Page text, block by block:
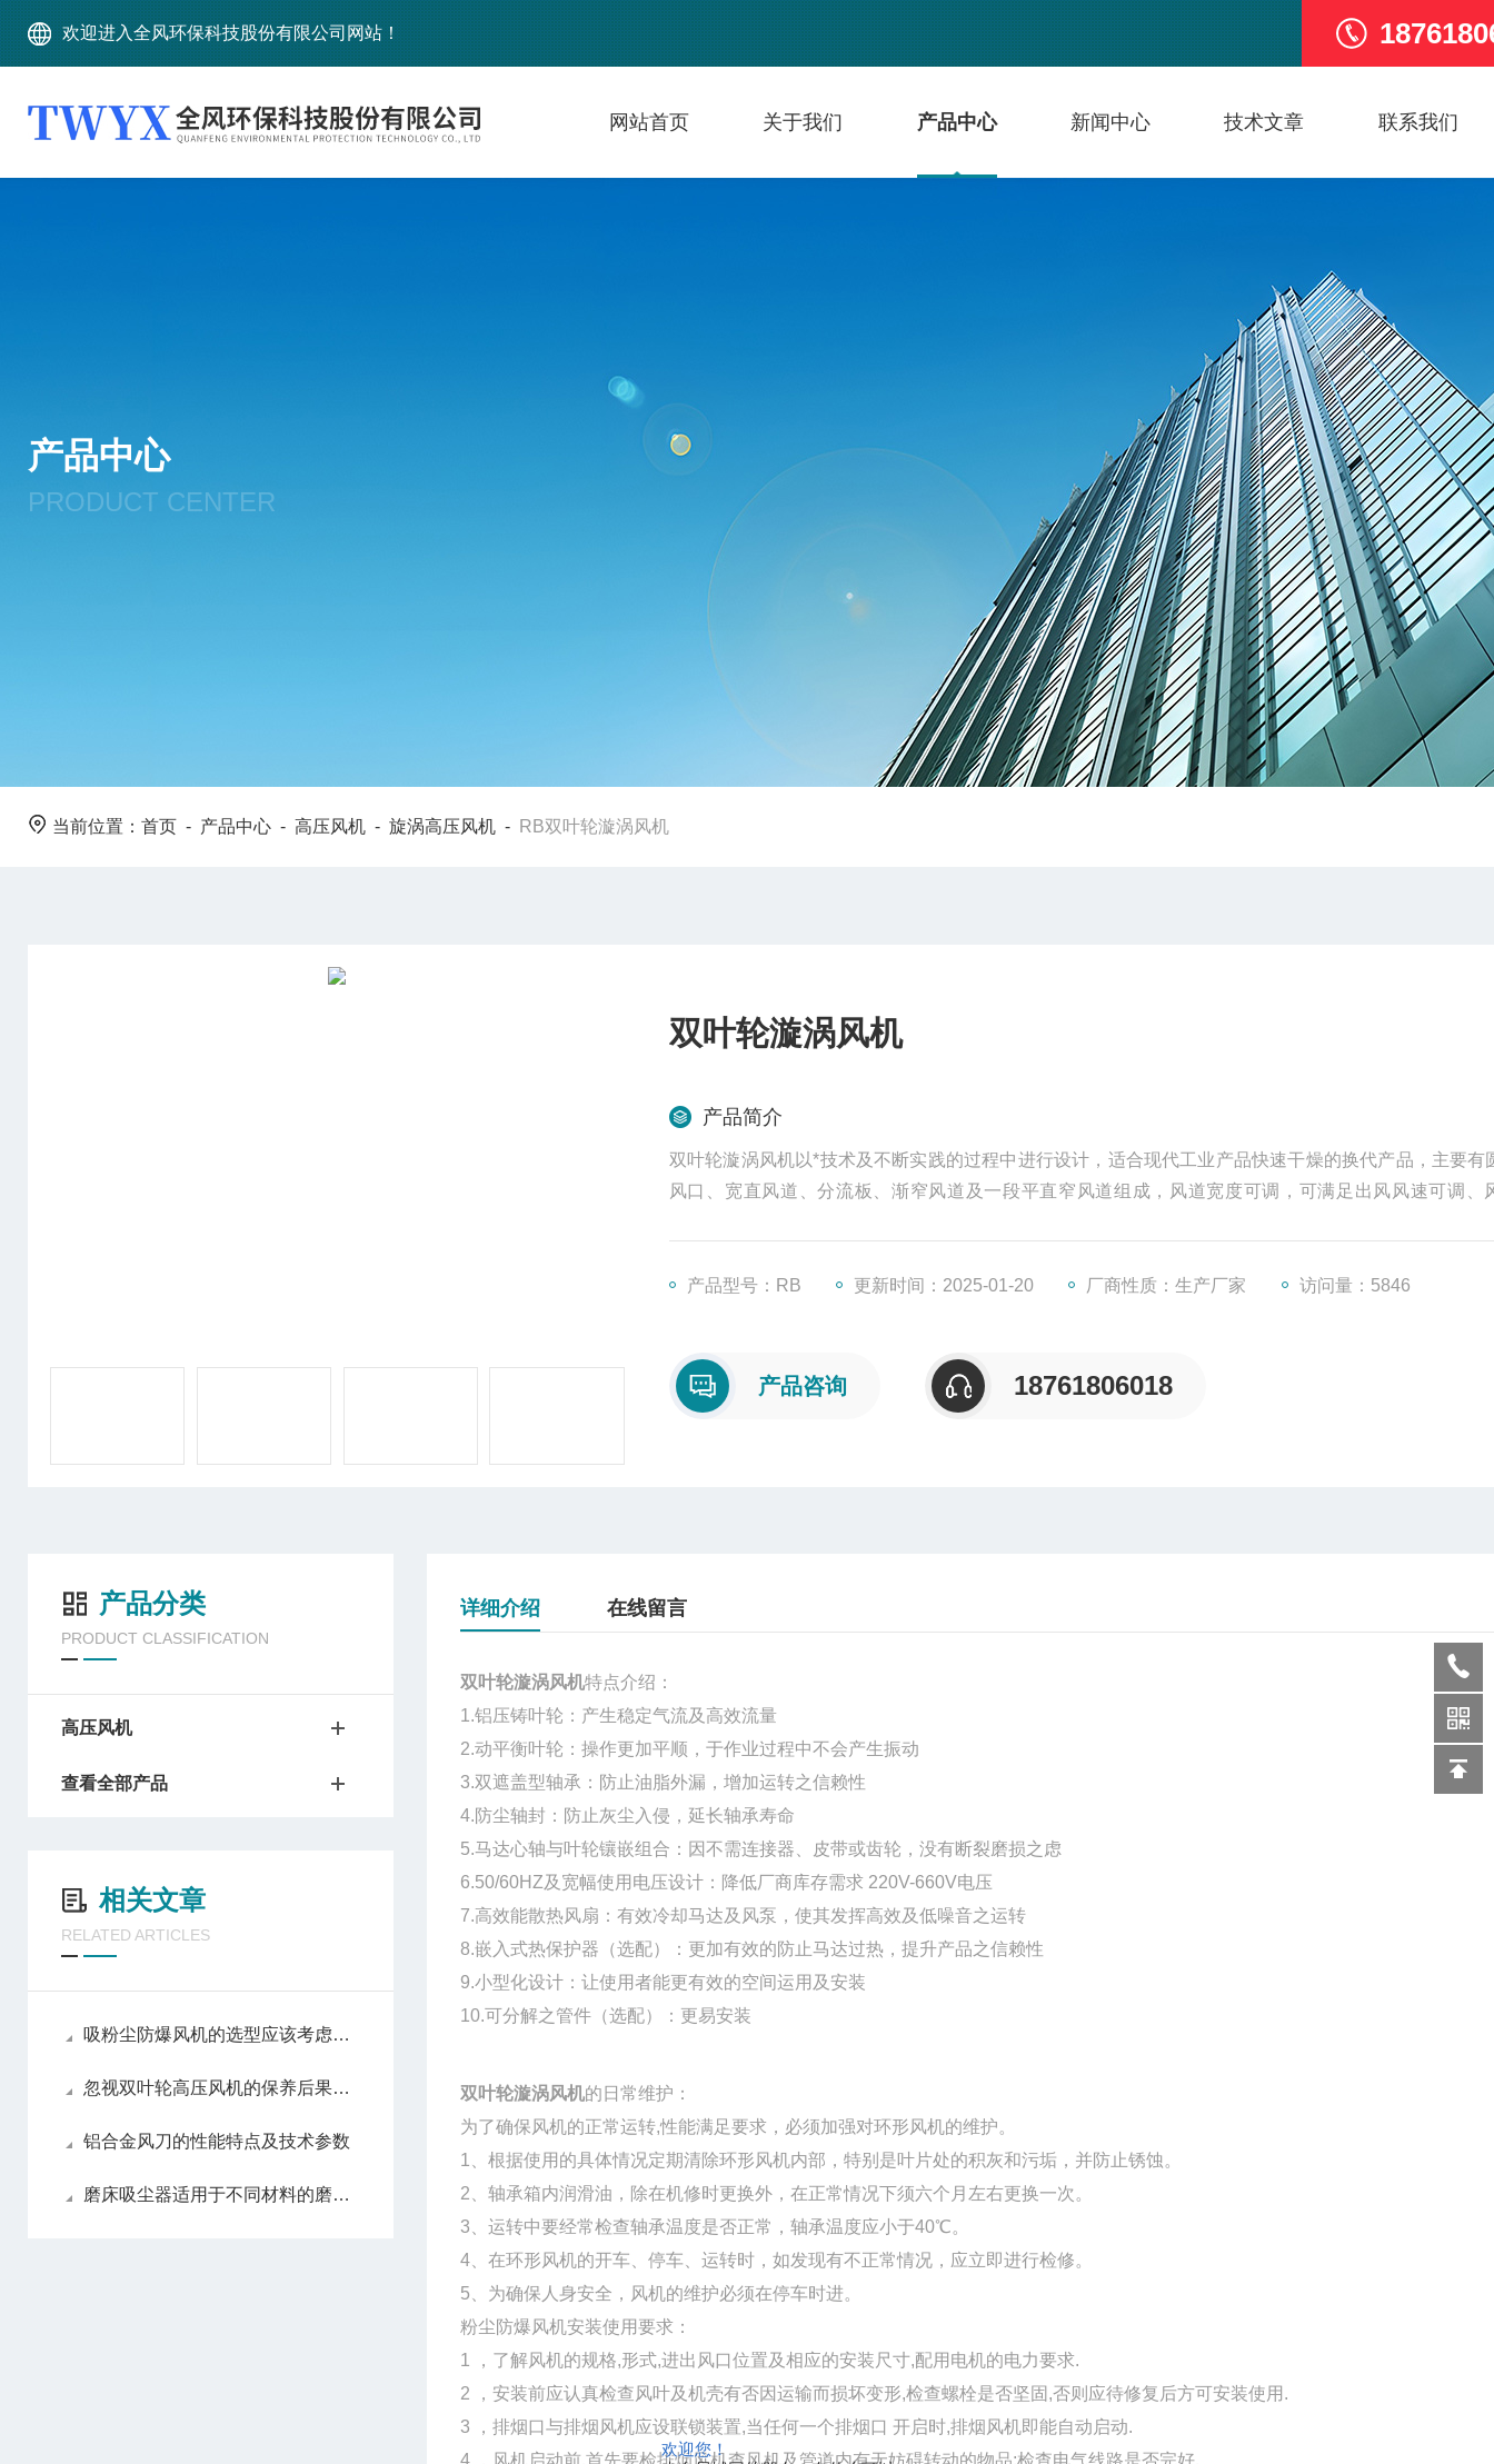
欢迎您！
欢迎进入全风环保科技股份有限公司网站！
网站首页 关于我们 产品中心 新闻中心 技术文章 联系我们
产品中心
PRODUCT CENTER
当前位置： 首页 - 产品中心 - 高压风机 - 旋涡高压风机 - RB双叶轮漩涡风机
双叶轮漩涡风机
产品简介
双叶轮漩涡风机以*技术及不断实践的过程中进行设计，适合现代工业产品快速干燥的换代产品，主要有
风口、宽直风道、分流板、渐窄风道及一段平直窄风道组成，风道宽度可调，可满足出风风速可调、
产品型号：RB 更新时间：2025-01-20 厂商性质：生产厂家 访问量：5846
产品咨询 18761806018
产品分类
PRODUCT CLASSIFICATION
高压风机
查看全部产品
相关文章
RELATED ARTICLES
吸粉尘防爆风机的选型应该考虑哪些因素？
忽视双叶轮高压风机的保养后果很严重
铝合金风刀的性能特点及技术参数
磨床吸尘器适用于不同材料的磨削吗？
详细介绍 在线留言
双叶轮漩涡风机特点介绍：
1.铝压铸叶轮：产生稳定气流及高效流量
2.动平衡叶轮：操作更加平顺，于作业过程中不会产生振动
3.双遮盖型轴承：防止油脂外漏，增加运转之信赖性
4.防尘轴封：防止灰尘入侵，延长轴承寿命
5.马达心轴与叶轮镶嵌组合：因不需连接器、皮带或齿轮，没有断裂磨损之虑
6.50/60HZ及宽幅使用电压设计：降低厂商库存需求 220V-660V电压
7.高效能散热风扇：有效冷却马达及风泵，使其发挥高效及低噪音之运转
8.嵌入式热保护器（选配）：更加有效的防止马达过热，提升产品之信赖性
9.小型化设计：让使用者能更有效的空间运用及安装
10.可分解之管件（选配）：更易安装
双叶轮漩涡风机的日常维护：
为了确保风机的正常运转,性能满足要求，必须加强对环形风机的维护。
1、根据使用的具体情况定期清除环形风机内部，特别是叶片处的积灰和污垢，并防止锈蚀。
2、轴承箱内润滑油，除在机修时更换外，在正常情况下须六个月左右更换一次。
3、运转中要经常检查轴承温度是否正常，轴承温度应小于40℃。
4、在环形风机的开车、停车、运转时，如发现有不正常情况，应立即进行检修。
5、为确保人身安全，风机的维护必须在停车时进。
粉尘防爆风机安装使用要求：
1 ，了解风机的规格,形式,进出风口位置及相应的安装尺寸,配用电机的电力要求.
2 ，安装前应认真检查风叶及机壳有否因运输而损坏变形,检查螺栓是否坚固,否则应待修复后方可安装使用.
3 ，排烟口与排烟风机应设联锁装置,当任何一个排烟口 开启时,排烟风机即能自动启动.
4 ，风机启动前,首先要检排烟风机查风机及管道内有无妨碍转动的物品;检查电气线路是否完好.